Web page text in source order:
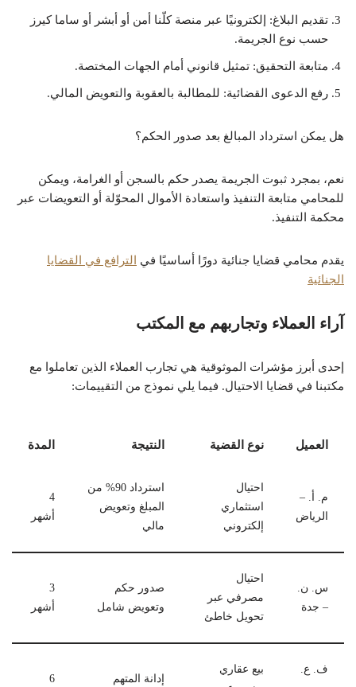
تقديم البلاغ: إلكترونيًا عبر منصة كلّنا أمن أو أبشر أو ساما كيرز
حسب نوع الجريمة.
متابعة التحقيق: تمثيل قانوني أمام الجهات المختصة.
رفع الدعوى القضائية: للمطالبة بالعقوبة والتعويض المالي.
هل يمكن استرداد المبالغ بعد صدور الحكم؟
نعم، بمجرد ثبوت الجريمة يصدر حكم بالسجن أو الغرامة، ويمكن
للمحامي متابعة التنفيذ واستعادة الأموال المحوّلة أو التعويضات عبر
محكمة التنفيذ.
يقدم محامي قضايا جنائية دورًا أساسيًا في
الترافع في القضايا
الجنائية
آراء العملاء وتجاربهم مع المكتب
إحدى أبرز مؤشرات الموثوقية هي تجارب العملاء الذين تعاملوا مع
مكتبنا في قضايا الاحتيال. فيما يلي نموذج من التقييمات:
العميل نوع القضية النتيجة المدة
م. أ. –
الرياض
احتيال
استثماري
إلكتروني
استرداد 90% من
المبلغ وتعويض
مالي
4
أشهر
س. ن.
– جدة
احتيال
مصرفي عبر
تحويل خاطئ
صدور حكم
وتعويض شامل
3
أشهر
ف. ع.
بيع عقاري
إدانة المتهم 6